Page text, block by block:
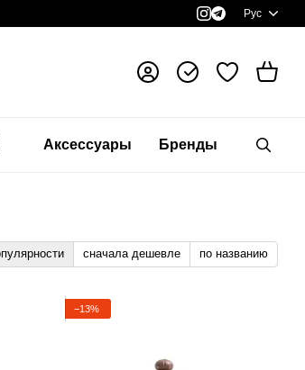
Рус
Аксессуары Бренды
сначала дешевле по названию
−13%